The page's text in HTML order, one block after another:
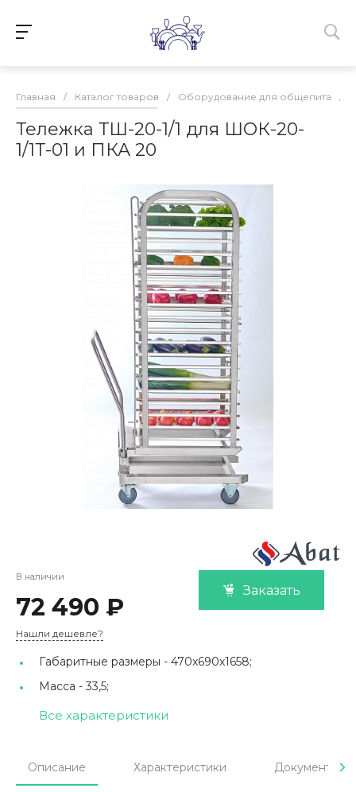
Главная / Каталог товаров / Оборудование для общепита /
Тележка ТШ-20-1/1 для ШОК-20-
1/1Т-01 и ПКА 20
В наличии
72 490 ₽
Заказать
Нашли дешевле?
Габаритные размеры - 470x690x1658;
Масса - 33,5;
Все характеристики
Описание Характеристики Документы